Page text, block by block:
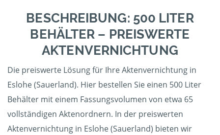
BESCHREIBUNG: 500 LITER
BEHÄLTER – PREISWERTE
AKTENVERNICHTUNG
Die preiswerte Lösung für Ihre Aktenvernichtung in
Eslohe (Sauerland). Hier bestellen Sie einen 500 Liter
Behälter mit einem Fassungsvolumen von etwa 65
vollständigen Aktenordnern. In der preiswerten
Aktenvernichtung in Eslohe (Sauerland) bieten wir